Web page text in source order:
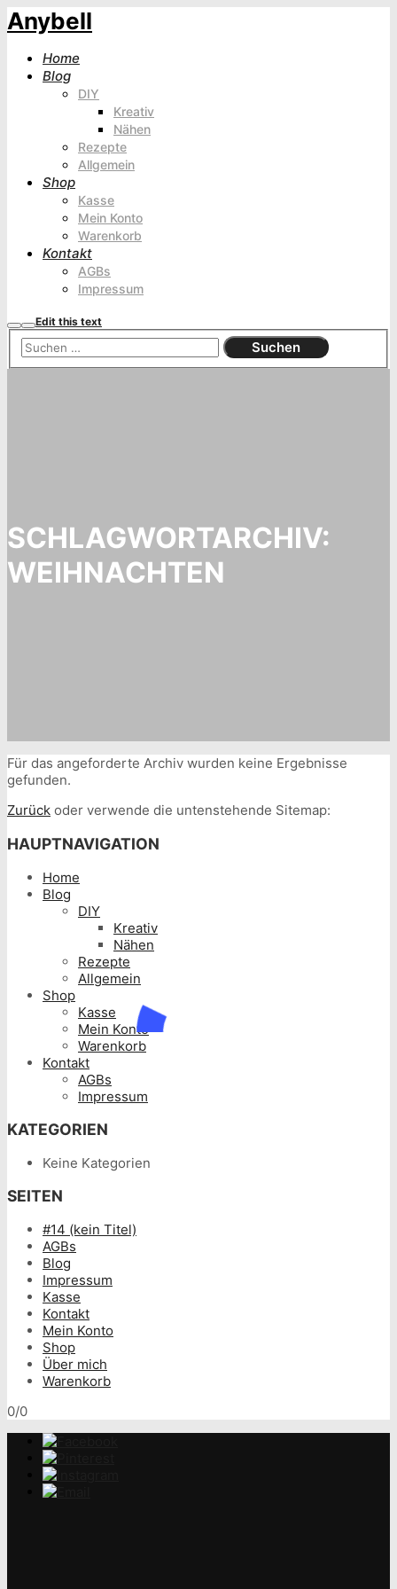
Anybell
Home
Blog
DIY
Kreativ
Nähen
Rezepte
Allgemein
Shop
Kasse
Mein Konto
Warenkorb
Kontakt
AGBs
Impressum
Suchen
Hauptmenü
Edit this text
SCHLAGWORTARCHIV:
WEIHNACHTEN
Für das angeforderte Archiv wurden keine Ergebnisse
gefunden.
Zurück oder verwende die untenstehende Sitemap:
HAUPTNAVIGATION
Home
Blog
DIY
Kreativ
Nähen
Rezepte
Allgemein
Shop
Kasse
Mein Konto
Warenkorb
Kontakt
AGBs
Impressum
KATEGORIEN
Keine Kategorien
SEITEN
#14 (kein Titel)
AGBs
Blog
Impressum
Kasse
Kontakt
Mein Konto
Shop
Über mich
Warenkorb
0/0